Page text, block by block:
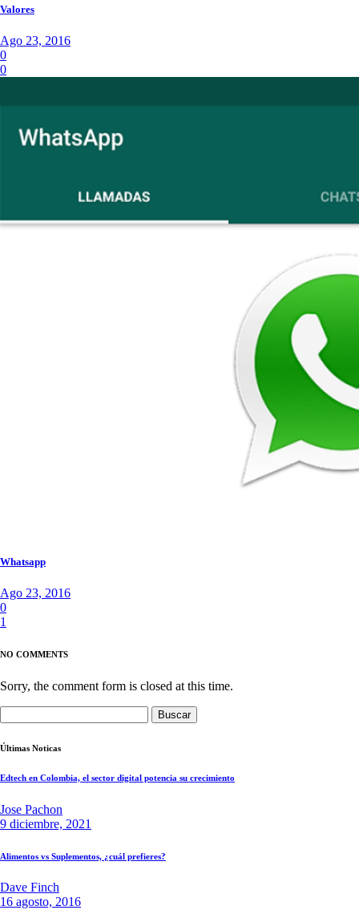
Valores
Ago 23, 2016
0
0
Whatsapp
Ago 23, 2016
0
1
NO COMMENTS
Sorry, the comment form is closed at this time.
Últimas Noticas
Edtech en Colombia, el sector digital potencia su crecimiento
Jose Pachon
9 diciembre, 2021
Alimentos vs Suplementos, ¿cuál prefieres?
Dave Finch
16 agosto, 2016